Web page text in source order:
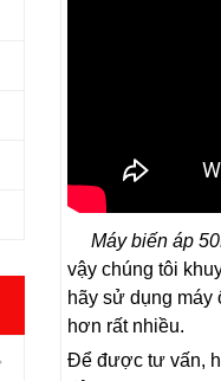
Máy biến áp
vậy chúng tôi
hãy sử dụng máy
hơn rất nhiều.
Để được tư vấn,